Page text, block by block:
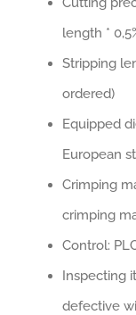
length *
Stripping
ordered)
Equipped
European
Crimping
crimping
Control:
Inspecting
defective